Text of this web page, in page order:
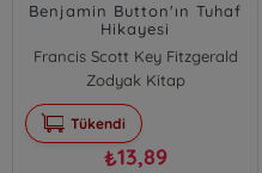
Benjamin Button'ın Tuhaf
Hikayesi
Francis Scott Key Fitzgerald
Zodyak Kitap
Tükendi
₺13,89